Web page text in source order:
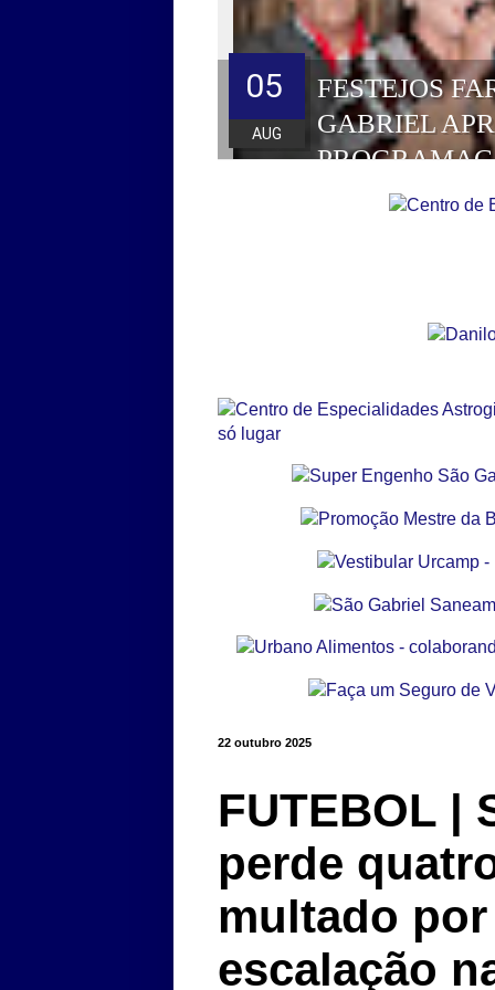
FESTEJOS
GABRIEL
05
AUG
22 outubro 2025
FUTEBOL |
perde
multado
escalação